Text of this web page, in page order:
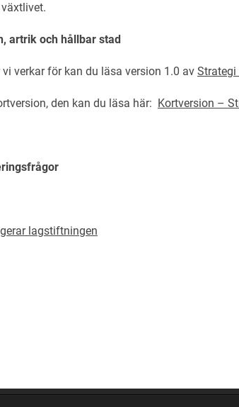
artrik och hållbar stad
verkar för kan du läsa version 1.0 av Strategi
den kan du läsa här: Kortversion –
lagstiftningen